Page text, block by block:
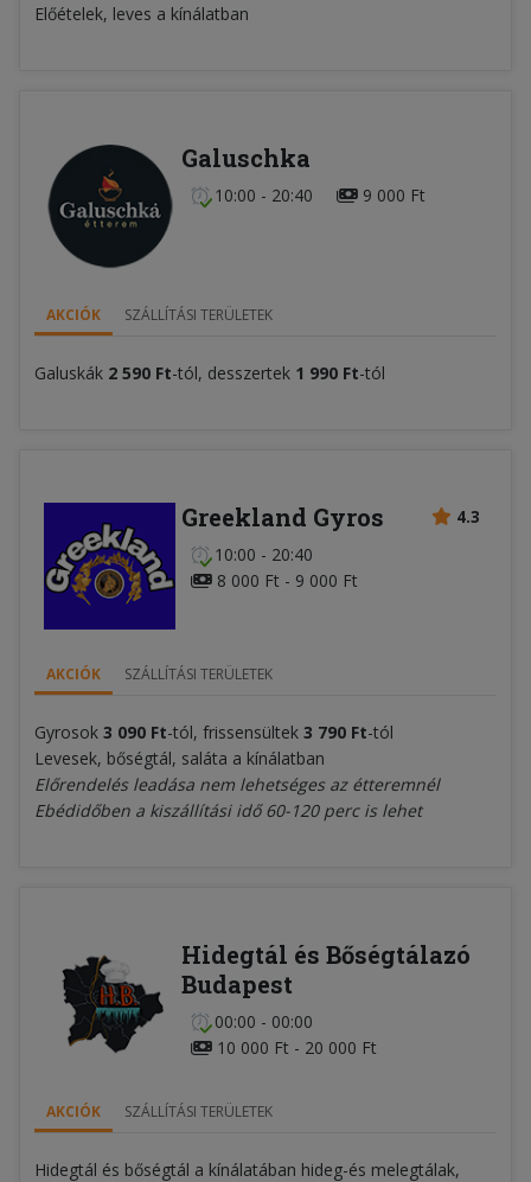
Előételek, leves a kínálatban
Galuschka
10:00 - 20:40 9 000 Ft
AKCIÓK SZÁLLÍTÁSI TERÜLETEK
Galuskák 2 590 Ft-tól, desszertek 1 990 Ft-tól
4.3
Greekland Gyros
10:00 - 20:40
8 000 Ft - 9 000 Ft
AKCIÓK SZÁLLÍTÁSI TERÜLETEK
Gyrosok 3 090 Ft-tól, frissensültek 3 790 Ft-tól
Levesek, bőségtál, saláta a kínálatban
Előrendelés leadása nem lehetséges az étteremnél
Ebédidőben a kiszállítási idő 60-120 perc is lehet
Hidegtál és Bőségtálazó
Budapest
00:00 - 00:00
10 000 Ft - 20 000 Ft
AKCIÓK SZÁLLÍTÁSI TERÜLETEK
Hidegtál és bőségtál a kínálatában hideg-és melegtálak,